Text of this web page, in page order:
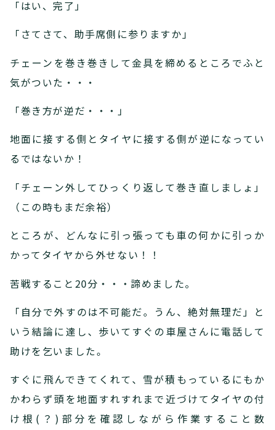
「はい、完了」
「さてさて、助手席側に参りますか」
チェーンを巻き巻きして金具を締めるところでふと
気がついた・・・
「巻き方が逆だ・・・」
地面に接する側とタイヤに接する側が逆になってい
るではないか！
「チェーン外してひっくり返して巻き直しましょ」
（この時もまだ余裕）
ところが、どんなに引っ張っても車の何かに引っか
かってタイヤから外せない！！
苦戦すること20分・・・諦めました。
「自分で外すのは不可能だ。うん、絶対無理だ」と
いう結論に達し、歩いてすぐの車屋さんに電話して
助けを乞いました。
すぐに飛んできてくれて、雪が積もっているにもか
かわらず頭を地面すれすれまで近づけてタイヤの付
け根(？)部分を確認しながら作業すること数